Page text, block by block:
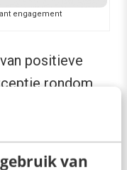
van
engagement
positieve
rondom
belangrijk om
ook een
In deze variant